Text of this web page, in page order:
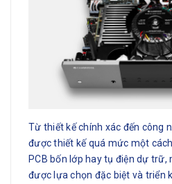
Từ thiết kế chính xác đến công
được thiết kế quá mức một
PCB bốn lớp hay tụ điện dự trữ,
được lựa chọn đặc biệt và triển